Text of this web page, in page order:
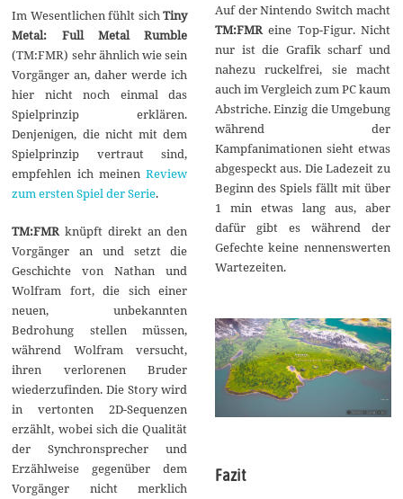
Im Wesentlichen fühlt sichTiny
Metal: Full Metal Rumble
(TM:FMR) sehr ähnlich wie sein
Vorgänger an, daher werde ich
hier nicht noch einmal das
Spielprinzip erklären.
Denjenigen, die nicht mit dem
Spielprinzip vertraut sind,
empfehlen ich meinenReview
zum ersten Spiel der Serie.
TM:FMRknüpft direkt an den
Vorgänger an und setzt die
Geschichte von Nathan und
Wolfram fort, die sich einer
neuen, unbekannten
Bedrohung stellen müssen,
während Wolfram versucht,
ihren verlorenen Bruder
wiederzufinden. Die Story wird
in vertonten 2D-Sequenzen
erzählt, wobei sich die Qualität
der Synchronsprecher und
Erzählweise gegenüber dem
Vorgänger nicht merklich
Auf der Nintendo Switch macht
TM:FMReine Top-Figur. Nicht
nur ist die Grafik scharf und
nahezu ruckelfrei, sie macht
auch im Vergleich zum PC kaum
Abstriche. Einzig die Umgebung
während der
Kampfanimationen sieht etwas
abgespeckt aus. Die Ladezeit zu
Beginn des Spiels fällt mit über
1 min etwas lang aus, aber
dafür gibt es während der
Gefechte keine nennenswerten
Wartezeiten.
Fazit